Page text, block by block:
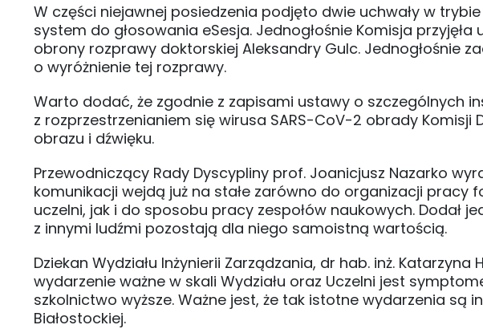
W części niejawnej posiedzenia podjęto dwie uchwały w
system do głosowania eSesja. Jednogłośnie Komisja
obrony rozprawy doktorskiej Aleksandry Gulc. Jednogłośnie
o wyróżnienie tej rozprawy.
Warto dodać, że zgodnie z zapisami ustawy o szczególnych
z rozprzestrzenianiem się wirusa SARS-CoV-2 obrady Komisji
obrazu i dźwięku.
Przewodniczący Rady Dyscypliny prof. Joanicjusz Nazarko
komunikacji wejdą już na stałe zarówno do organizacji pracy
uczelni, jak i do sposobu pracy zespołów naukowych. Dodał
z innymi ludźmi pozostają dla niego samoistną wartością.
Dziekan Wydziału Inżynierii Zarządzania, dr hab. inż. Katarzyna
wydarzenie ważne w skali Wydziału oraz Uczelni jest
szkolnictwo wyższe. Ważne jest, że tak istotne wydarzenia są
Białostockiej.